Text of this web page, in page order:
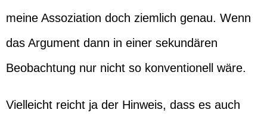
meine Assoziation doch ziemlich genau. Wenn
das Argument dann in einer sekundären
Beobachtung nur nicht so konventionell wäre.
Vielleicht reicht ja der Hinweis, dass es auch